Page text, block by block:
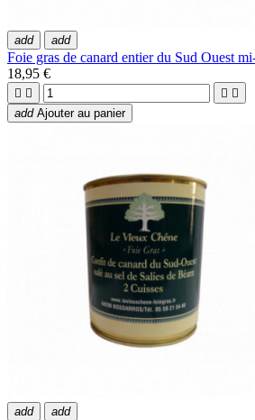
add add
Foie gras de canard entier du Sud Ouest
18,95 €
   
add Ajouter au panier
add add